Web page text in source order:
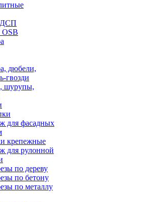
дюбели,
гвозди
шурупы,
для фасадных
крепежные
для рулонной
по дереву
по бетону
по металлу